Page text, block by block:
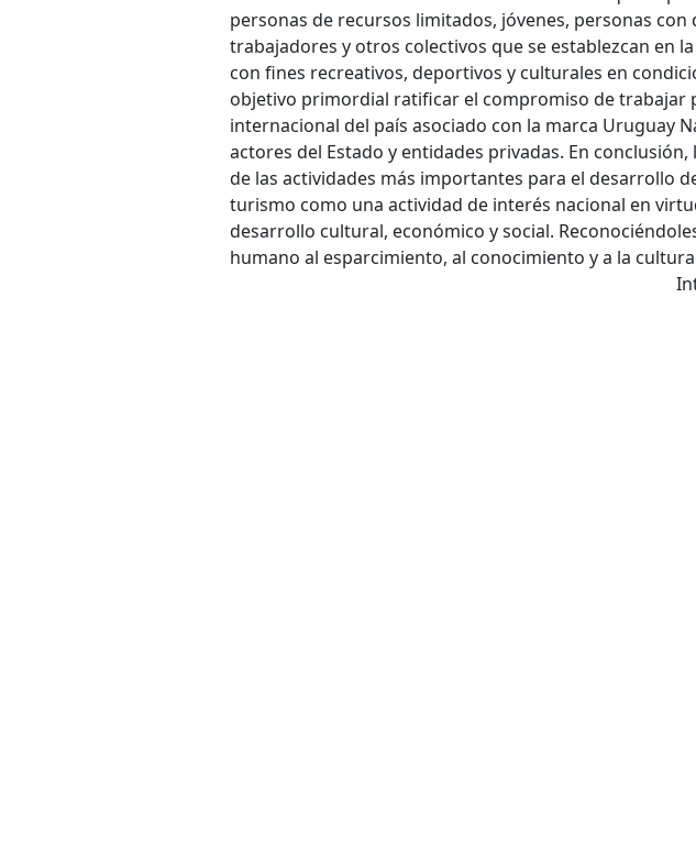
personas de recursos limitados, jóvenes, personas
trabajadores y otros colectivos que se establezcan en
con fines recreativos, deportivos y culturales en
objetivo primordial ratificar el compromiso de trabajar
internacional del país asociado con la marca Uruguay
actores del Estado y entidades privadas. En
de las actividades más importantes para el desarrollo
turismo como una actividad de interés nacional en
desarrollo cultural, económico y social.
humano al esparcimiento, al conocimiento y a la